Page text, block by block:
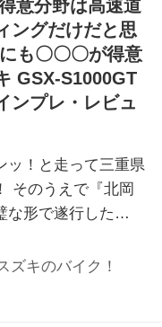
意分野は高速道
ングだけだと思
も〇〇〇が得意
GSX-S1000GT
ンプレ・レビュ
ッ！と走って三重県
そのうえで『北岡
な形で遂行した
ズキのバイク！